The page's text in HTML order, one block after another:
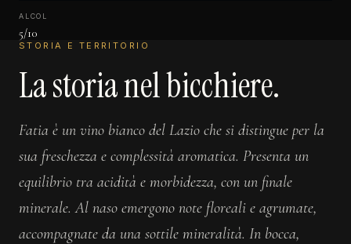
ALCOL
5/10
STORIA E TERRITORIO
La storia nel bicchiere.
Fatia è un vino bianco del Lazio che si distingue per la
sua freschezza e complessità aromatica. Presenta un
equilibrio tra acidità e morbidezza, con un finale
minerale. Al naso emergono note floreali e agrumate,
accompagnate da una sottile mineralità. In bocca,